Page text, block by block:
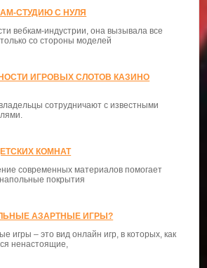
СТУДИЮ С НУЛЯ
вебкам-индустрии, она вызывала все
со стороны моделей
ИГРОВЫХ СЛОТОВ КАЗИНО
сотрудничают с известными
КОМНАТ
современных материалов помогает
покрытия
АЗАРТНЫЕ ИГРЫ?
игры – это вид онлайн игр, в которых, как
ненастоящие,